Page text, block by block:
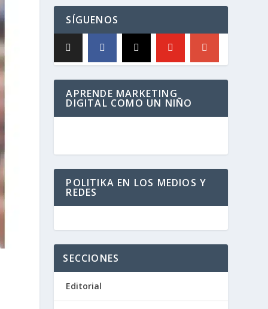
SÍGUENOS
APRENDE MARKETING
DIGITAL COMO UN NIÑO
POLITIKA EN LOS MEDIOS Y
REDES
SECCIONES
Editorial